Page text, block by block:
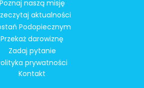
Poznaj naszą misję
aktualności
Podopiecznym
Przekaż darowiznę
Zadaj pytanie
prywatności
Kontakt